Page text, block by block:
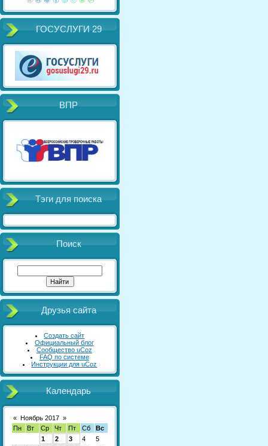
ГОСУСЛУГИ 29
ВПР
Тэги для поиска
Поиск
Друзья сайта
Создать сайт
Официальный блог
Сообщество uCoz
FAQ по системе
Инструкции для uCoz
Календарь
« Ноябрь 2017 »
Пн
Вт Ср Чт Пт Сб
Вс
1
2 3 4
5